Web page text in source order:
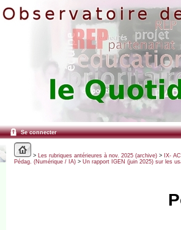
Se connecter
> Les rubriques antérieures à nov. 2025 (archive)> IX-
Pédag. (Numérique / IA)> Un rapport IGEN (juin 2025) sur les